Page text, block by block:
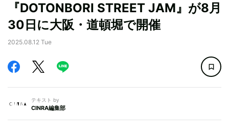
『DOTONBORI STREET JAM』が8月
30日に大阪・道頓堀で開催
2025.08.12 Tue
テキスト by
CINRA編集部